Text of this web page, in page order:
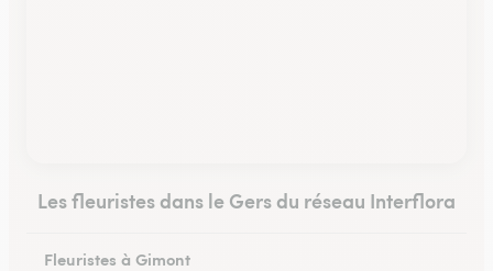
Les fleuristes dans le Gers du réseau Interflora
Fleuristes à Gimont